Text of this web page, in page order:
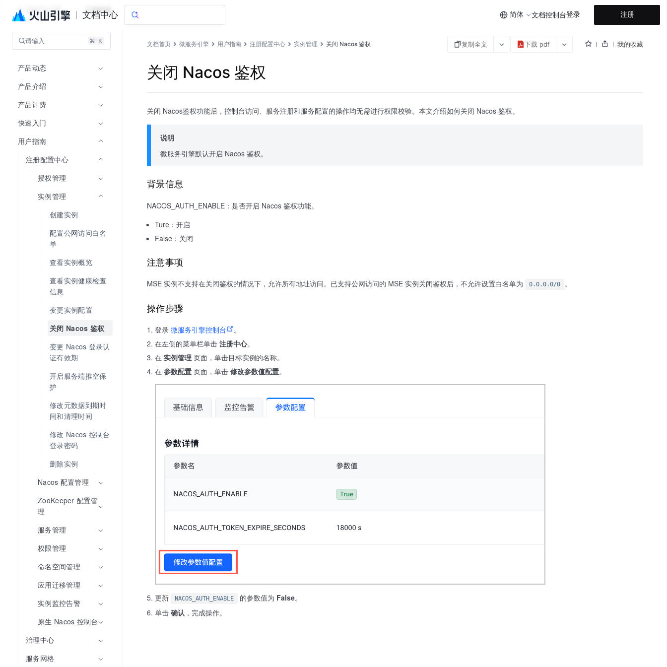
文档中心 简体 文档控制台登录 注册
微服务引擎 文档指南
请输入
产品动态
产品介绍
产品计费
快速入门
用户指南
注册配置中心
授权管理
实例管理
创建实例
配置公网访问白名
单
查看实例概览
查看实例健康检查
信息
变更实例配置
关闭 Nacos 鉴权
变更 Nacos 登录认
证有效期
开启服务端推空保
护
修改元数据到期时
间和清理时间
修改 Nacos 控制台
登录密码
删除实例
Nacos 配置管理
ZooKeeper 配置管
理
服务管理
权限管理
命名空间管理
应用迁移管理
实例监控告警
原生 Nacos 控制台
治理中心
服务网格
文档首页 微服务引擎 用户指南 注册配置中心 实例管理 关闭 Nacos 鉴权 复制全文 下载 pdf 我的收藏
关闭 Nacos 鉴权
关闭 Nacos鉴权功能后，控制台访问、服务注册和服务配置的操作均无需进行权限校验。本文介绍如何关闭 Nacos 鉴权。
说明
微服务引擎默认开启 Nacos 鉴权。
背景信息
NACOS_AUTH_ENABLE：是否开启 Nacos 鉴权功能。
Ture：开启
False：关闭
注意事项
MSE 实例不支持在关闭鉴权的情况下，允许所有地址访问。已支持公网访问的 MSE 实例关闭鉴权后，不允许设置白名单为 0.0.0.0/0 。
操作步骤
登录 微服务引擎控制台
。
在左侧的菜单栏单击 注册中心。
在 实例管理 页面，单击目标实例的名称。
在 参数配置 页面，单击 修改参数值配置。
更新 NACOS_AUTH_ENABLE 的参数值为 False。
单击 确认 ，完成操作。